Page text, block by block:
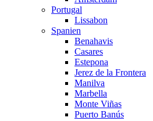
Portugal
Lissabon
Spanien
Benahavis
Casares
Estepona
Jerez de la Frontera
Manilva
Marbella
Monte Viñas
Puerto Banús